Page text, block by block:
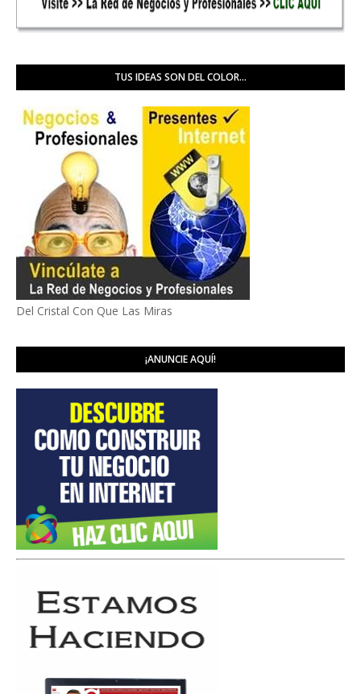
TUS IDEAS SON DEL COLOR...
Del Cristal Con Que Las Miras
¡ANUNCIE AQUÍ!